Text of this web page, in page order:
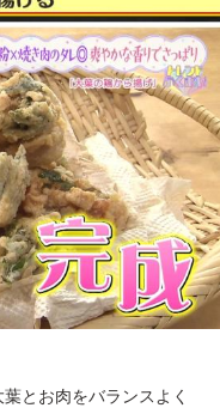
とお肉をバランスよく